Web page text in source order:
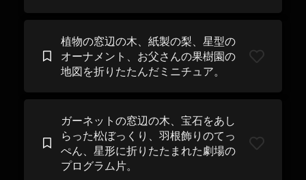
植物の窓辺の木、紙製の梨、星型の
オーナメント、お父さんの果樹園の
地図を折りたたんだミニチュア。
ガーネットの窓辺の木、宝石をあし
らった松ぼっくり、羽根飾りのてっ
ぺん、星形に折りたたまれた劇場の
プログラム片。